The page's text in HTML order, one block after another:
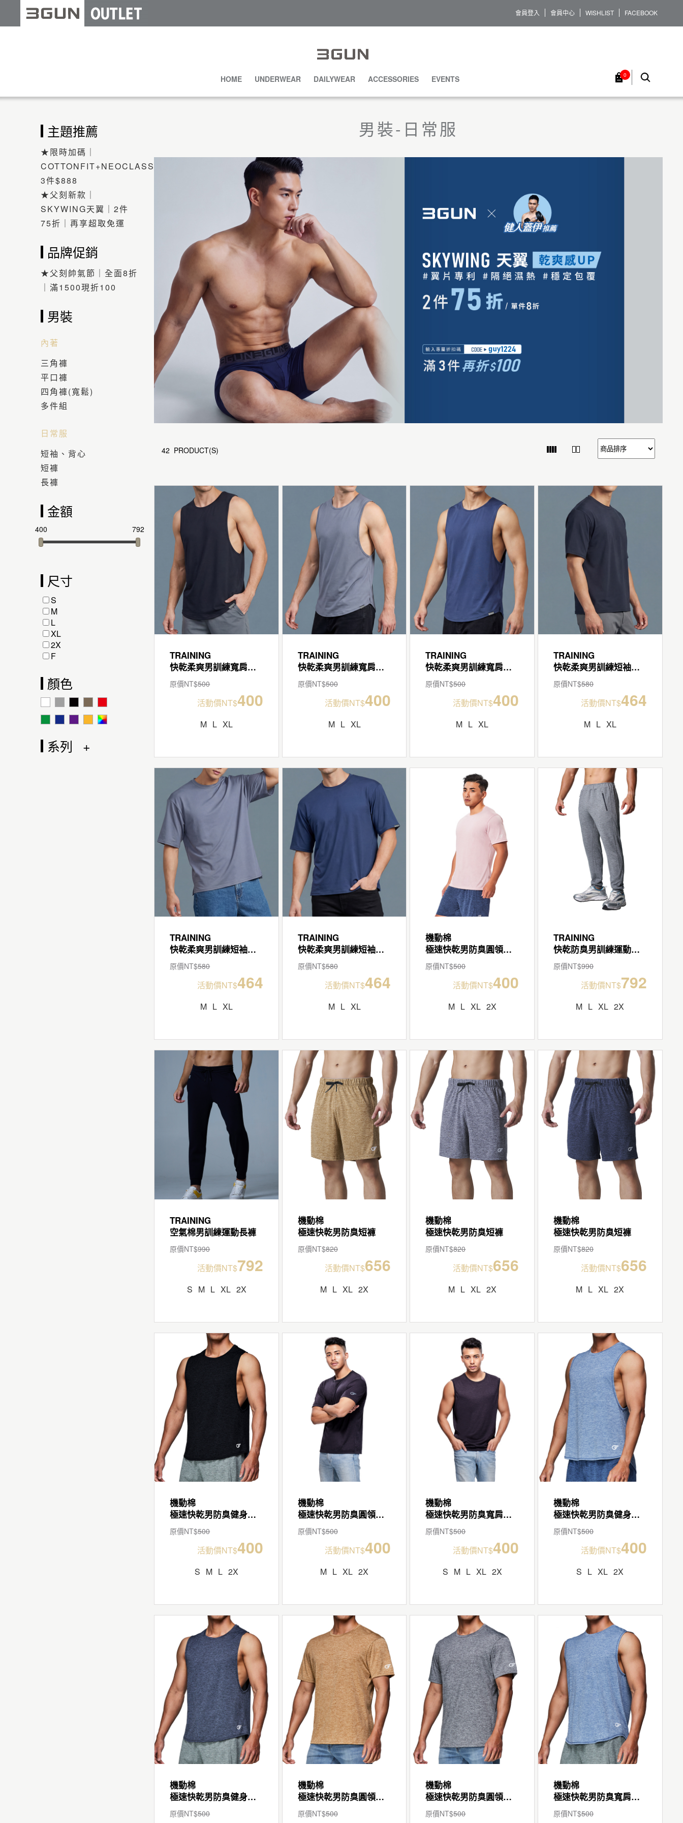
會員登入 會員中心 WISHLIST FACEBOOK
HOME UNDERWEAR DAILYWEAR ACCESSORIES EVENTS 0
主題推薦
★限時加碼｜
COTTONFIT+NEOCLASSIC
3件$888
★父刻新款｜
SKYWING天翼｜2件
75折｜再享超取免運
品牌促銷
★父刻帥氣節｜全面8折
｜滿1500現折100
男裝
內著
三角褲
平口褲
四角褲(寬鬆)
多件組
日常服
短袖、背心
短褲
長褲
金額
400 792
尺寸
S
M
L
XL
2X
F
顏色
系列
男裝-日常服
42 PRODUCT(S)
TRAINING
快乾柔爽男訓練寬肩背心
原價NT$500
活動價NT$400
M L XL
TRAINING
快乾柔爽男訓練寬肩背心
原價NT$500
活動價NT$400
M L XL
TRAINING
快乾柔爽男訓練寬肩背心
原價NT$500
活動價NT$400
M L XL
TRAINING
快乾柔爽男訓練短袖寬版T
原價NT$580
活動價NT$464
M L XL
TRAINING
快乾柔爽男訓練短袖寬版T
原價NT$580
活動價NT$464
M L XL
TRAINING
快乾柔爽男訓練短袖寬版T
原價NT$580
活動價NT$464
M L XL
機動棉
極速快乾男防臭圓領短袖T
原價NT$500
活動價NT$400
M L XL 2X
TRAINING
快乾防臭男訓練運動長褲
原價NT$990
活動價NT$792
M L XL 2X
TRAINING
空氣棉男訓練運動長褲
原價NT$990
活動價NT$792
S M L XL 2X
機動棉
極速快乾男防臭短褲
原價NT$820
活動價NT$656
M L XL 2X
機動棉
極速快乾男防臭短褲
原價NT$820
活動價NT$656
M L XL 2X
機動棉
極速快乾男防臭短褲
原價NT$820
活動價NT$656
M L XL 2X
機動棉
極速快乾男防臭健身背心
原價NT$500
活動價NT$400
S M L 2X
機動棉
極速快乾男防臭圓領短袖T
原價NT$500
活動價NT$400
M L XL 2X
機動棉
極速快乾男防臭寬肩背心
原價NT$500
活動價NT$400
S M L XL 2X
機動棉
極速快乾男防臭健身背心
原價NT$500
活動價NT$400
S L XL 2X
機動棉
極速快乾男防臭健身背心
原價NT$500
機動棉
極速快乾男防臭圓領短袖T
原價NT$500
機動棉
極速快乾男防臭圓領短袖T
原價NT$500
機動棉
極速快乾男防臭寬肩背心
原價NT$500